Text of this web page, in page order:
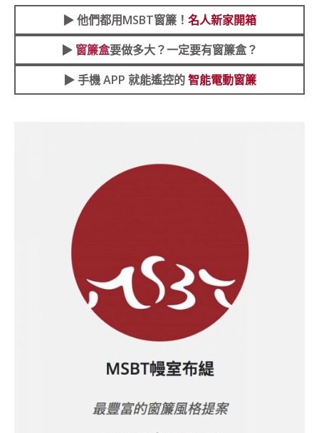
▶︎他們都用MSBT窗簾！ 名人新家開箱
▶︎ 窗簾盒要做多大？一定要有窗簾盒？
▶︎ 手機 APP 就能遙控的智能電動窗簾